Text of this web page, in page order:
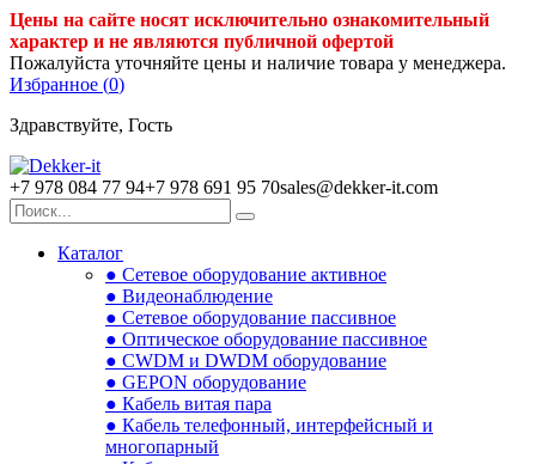
Цены на сайте носят исключительно ознакомительный
характер и не являются публичной офертой
Пожалуйста уточняйте цены и наличие товара у менеджера.
Избранное (0)
Здравствуйте, Гость
+7 978 084 77 94+7 978 691 95 70sales@dekker-it.com
Каталог
● Сетевое оборудование активное
● Видеонаблюдение
● Сетевое оборудование пассивное
● Оптическое оборудование пассивное
● CWDM и DWDM оборудование
● GEPON оборудование
● Кабель витая пара
● Кабель телефонный, интерфейсный и
многопарный